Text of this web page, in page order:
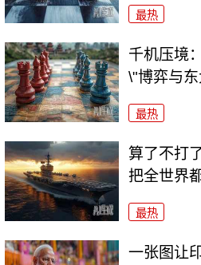
最热
千机压境
\"博弈与
最热
算了不打
把全世界
最热
一张图让